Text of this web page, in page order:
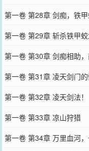
第一卷 第28章 剑痴，铁甲
第一卷 第29章 斩杀铁甲
第一卷 第30章 剑痴相助
第一卷 第31章 凌天剑门
第一卷 第32章 凌天剑法！
第一卷 第33章 凉山狩猎
第一卷 第34章 万里血河，